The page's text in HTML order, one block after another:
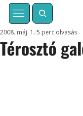
Térosztó
2008. máj. 1. 5 perc olvasás